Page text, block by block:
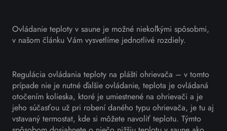
Ovládanie teploty v saune je možné niekoľkými spôsobmi,
v našom článku Vám vysvetlíme jednotlivé rozdiely.
Regulácia ovládania teploty na plášti ohrievača – v tomto
prípade nie je nutné ďalšie ovládanie, teplota je ovládaná
otočením kolieska, ktoré je umiestnené na ohrievači a je
jeho súčasťou už pri robení daného typu ohrievača, je tu aj
vstavaný termostat, kde si môžete navoliť teplotu. Týmto